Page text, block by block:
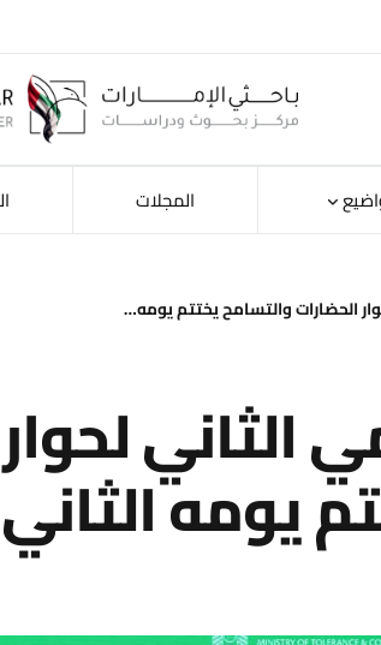
المجلات
الحضارات والتسامح يختتم يومه…
الثاني
يومه الثاني